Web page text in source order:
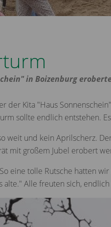
in Boizenburg
der Kita "Haus
sollte endlich entstehen.
weit und kein Aprilscherz.
mit großem Jubel erobert
eine tolle Rutsche hatten
alte." Alle freuten sich,